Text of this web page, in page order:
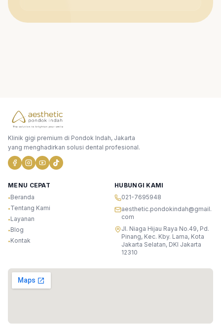
Klinik gigi premium di Pondok Indah, Jakarta
yang menghadirkan solusi dental profesional.
MENU CEPAT
•Beranda
•Tentang Kami
•Layanan
•Blog
•Kontak
HUBUNGI KAMI
021-7695948
aesthetic.pondokindah@gmail.
com
Jl. Niaga Hijau Raya No.49, Pd.
Pinang, Kec. Kby. Lama, Kota
Jakarta Selatan, DKI Jakarta
12310